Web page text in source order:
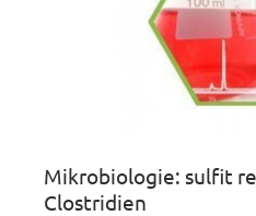
Mikrobiologie: sulfit
Clostridien